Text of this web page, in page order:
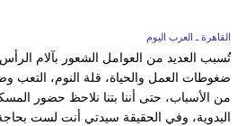
القاهرة ـ العرب اليوم
تُسبب العديد من العوامل الشعور بآلام الرأس
ضغوطات العمل والحياة، قلة النوم، التعب
من الأسباب، حتى أننا بتنا نلاحظ حضور
اليدوية، وفي الحقيقة سيدتي أنت لست